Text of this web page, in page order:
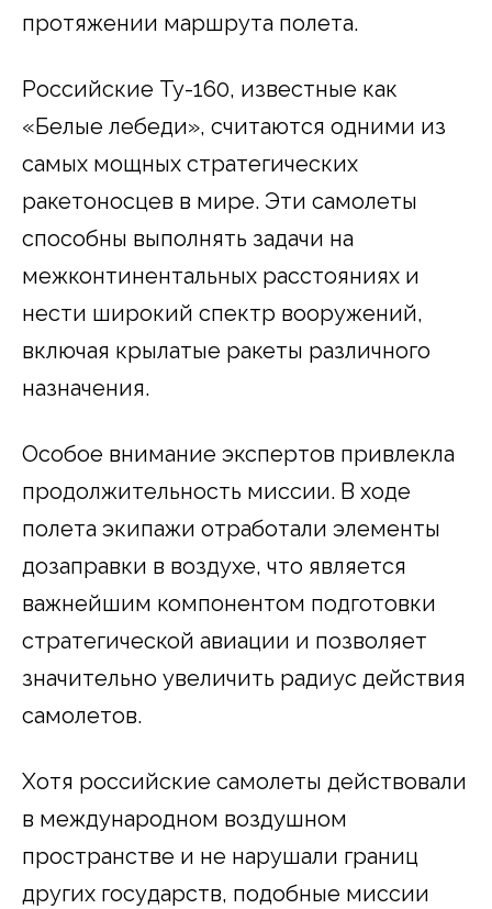
протяжении маршрута полета.
Российские Ту-160, известные как
«Белые лебеди», считаются одними из
самых мощных стратегических
ракетоносцев в мире. Эти самолеты
способны выполнять задачи на
межконтинентальных расстояниях и
нести широкий спектр вооружений,
включая крылатые ракеты различного
назначения.
Особое внимание экспертов привлекла
продолжительность миссии. В ходе
полета экипажи отработали элементы
дозаправки в воздухе, что является
важнейшим компонентом подготовки
стратегической авиации и позволяет
значительно увеличить радиус действия
самолетов.
Хотя российские самолеты действовали
в международном воздушном
пространстве и не нарушали границ
других государств, подобные миссии